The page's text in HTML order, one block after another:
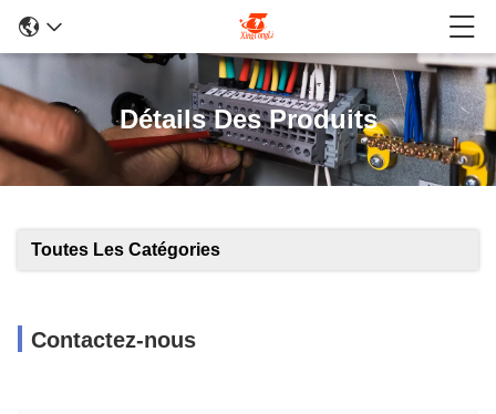
Détails Des Produits
Toutes Les Catégories
Contactez-nous